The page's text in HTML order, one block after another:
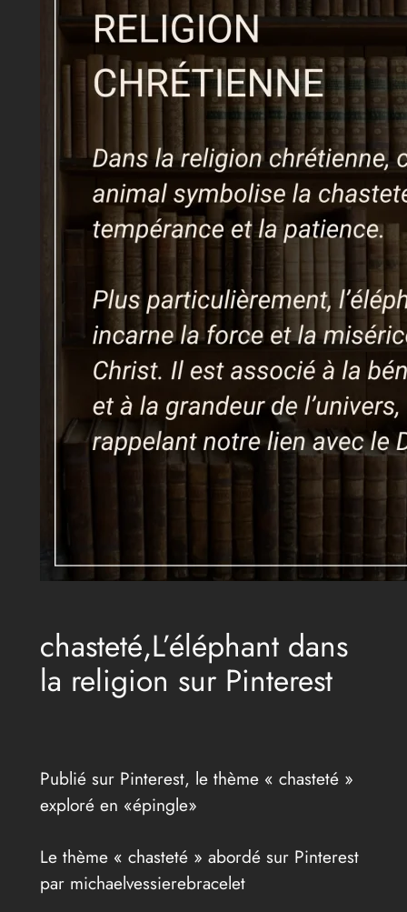
chasteté,L’éléphant dans
la religion sur Pinterest
Publié sur Pinterest, le thème « chasteté »
exploré en «épingle»
Le thème « chasteté » abordé sur Pinterest
par michaelvessierebracelet